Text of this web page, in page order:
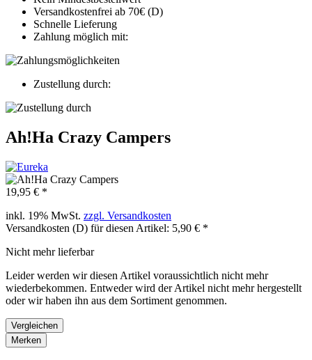
Versandkostenfrei ab 70€ (D)
Schnelle Lieferung
Zahlung möglich mit:
Zustellung durch:
Ah!Ha Crazy Campers
19,95 € *
inkl. 19% MwSt. zzgl. Versandkosten
Versandkosten (D) für diesen Artikel: 5,90 € *
Nicht mehr lieferbar
Leider werden wir diesen Artikel voraussichtlich nicht mehr
wiederbekommen. Entweder wird der Artikel nicht mehr hergestellt
oder wir haben ihn aus dem Sortiment genommen.
Vergleichen
Merken